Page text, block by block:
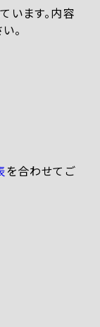
います。内容
。
を合わせてご